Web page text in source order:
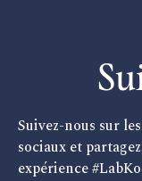
Suivez-nous sur
sociaux et
expérience